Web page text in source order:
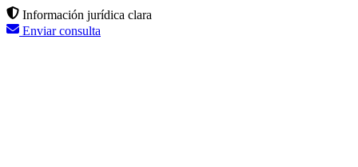
Información jurídica clara
Enviar consulta